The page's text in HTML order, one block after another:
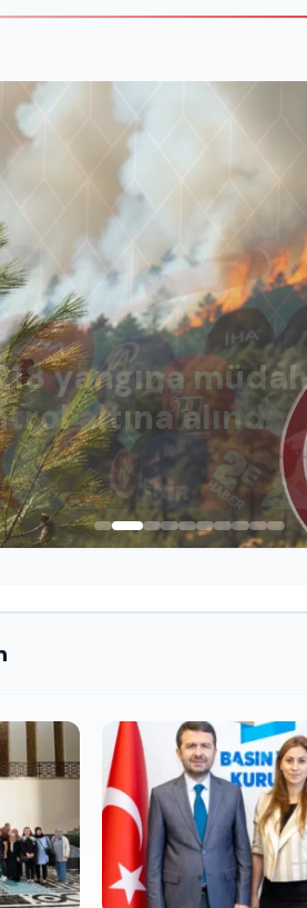
yangına
altına alındı